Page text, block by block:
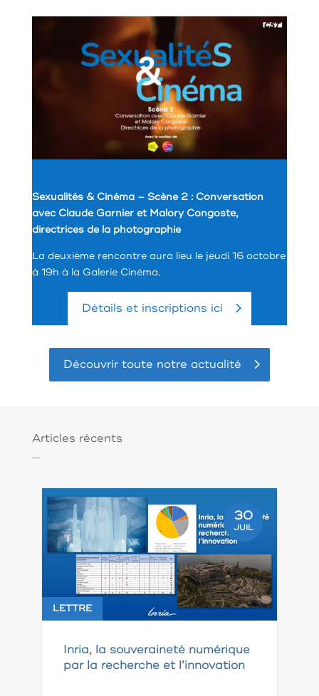
Sexualités & Cinéma – Scène 2 : Conversation
avec Claude Garnier et Malory Congoste,
directrices de la photographie
La deuxième rencontre aura lieu le jeudi 16 octobre
à 19h à la Galerie Cinéma.
Détails et inscriptions ici
Découvrir toute notre actualité
Articles récents
30
JUIL
LETTRE
Inria, la souveraineté numérique
par la recherche et l’innovation